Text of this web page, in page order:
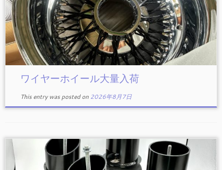
ワイヤーホイール大量入荷
This entry was posted on 2026年8月7日